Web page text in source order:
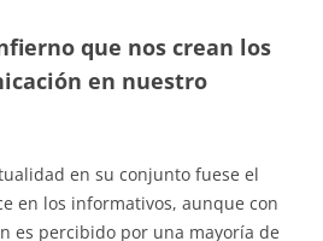
que nos crean los
en nuestro
en su conjunto fuese el
en los informativos, aunque con
es percibido por una mayoría de